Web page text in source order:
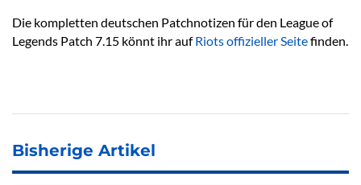
Die kompletten deutschen Patchnotizen für den League of
Legends Patch 7.15 könnt ihr aufRiots offizieller Seitefinden.
Bisherige Artikel